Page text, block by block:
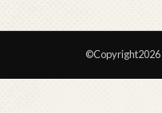
©Copyright2026